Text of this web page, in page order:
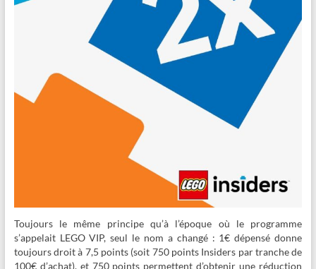
Toujours le même principe qu’à l’époque où le programme
s’appelait LEGO VIP, seul le nom a changé : 1€ dépensé donne
toujours droit à 7,5 points (soit 750 points Insiders par tranche de
100€ d’achat), et 750 points permettent d’obtenir une réduction